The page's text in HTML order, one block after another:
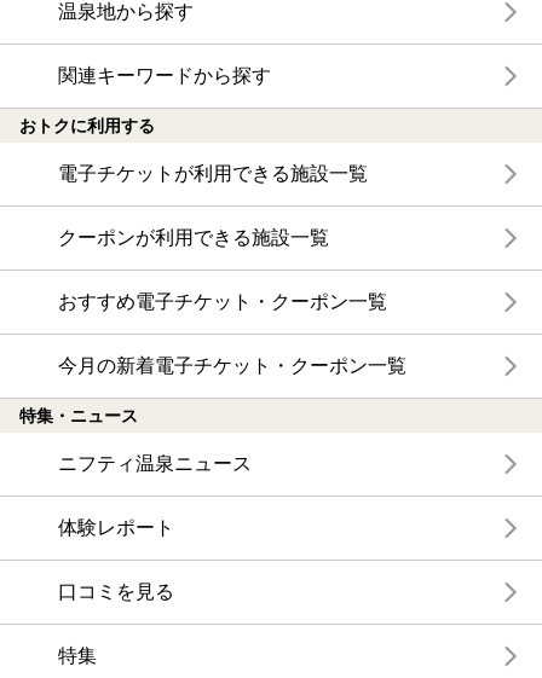
温泉地から探す
関連キーワードから探す
おトクに利用する
電子チケットが利用できる施設一覧
クーポンが利用できる施設一覧
おすすめ電子チケット・クーポン一覧
今月の新着電子チケット・クーポン一覧
特集・ニュース
ニフティ温泉ニュース
体験レポート
口コミを見る
特集